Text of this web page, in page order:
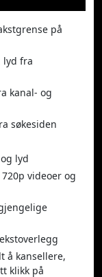
på
lyd fra
kanal- og
søkesiden
lyd
720p videoer og
å kansellere,
klikk på